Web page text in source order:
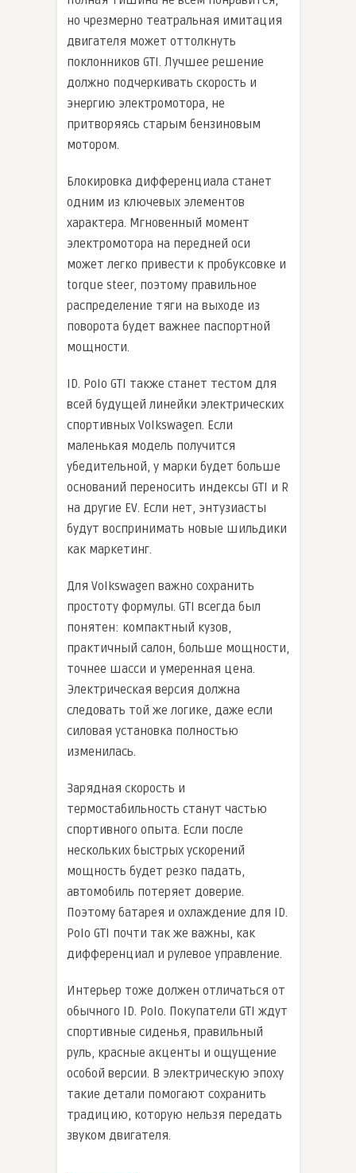
но чрезмерно театральная имитация
двигателя может оттолкнуть
поклонников GTI. Лучшее решение
должно подчеркивать скорость и
энергию электромотора, не
притворяясь старым бензиновым
мотором.
Блокировка дифференциала станет
одним из ключевых элементов
характера. Мгновенный момент
электромотора на передней оси
может легко привести к пробуксовке и
torque steer, поэтому правильное
распределение тяги на выходе из
поворота будет важнее паспортной
мощности.
ID. Polo GTI также станет тестом для
всей будущей линейки электрических
спортивных Volkswagen. Если
маленькая модель получится
убедительной, у марки будет больше
оснований переносить индексы GTI и R
на другие EV. Если нет, энтузиасты
будут воспринимать новые шильдики
как маркетинг.
Для Volkswagen важно сохранить
простоту формулы. GTI всегда был
понятен: компактный кузов,
практичный салон, больше мощности,
точнее шасси и умеренная цена.
Электрическая версия должна
следовать той же логике, даже если
силовая установка полностью
изменилась.
Зарядная скорость и
термостабильность станут частью
спортивного опыта. Если после
нескольких быстрых ускорений
мощность будет резко падать,
автомобиль потеряет доверие.
Поэтому батарея и охлаждение для ID.
Polo GTI почти так же важны, как
дифференциал и рулевое управление.
Интерьер тоже должен отличаться от
обычного ID. Polo. Покупатели GTI ждут
спортивные сиденья, правильный
руль, красные акценты и ощущение
особой версии. В электрическую эпоху
такие детали помогают сохранить
традицию, которую нельзя передать
звуком двигателя.